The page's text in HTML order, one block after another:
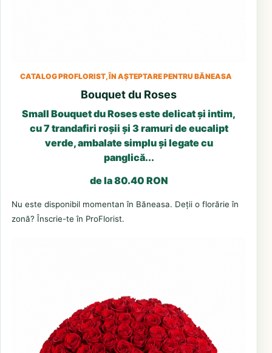
CATALOG PROFLORIST, ÎN AȘTEPTARE PENTRU BĂNEASA
Bouquet du Roses
Small Bouquet du Roses este delicat și intim,
cu 7 trandafiri roșii și 3 ramuri de eucalipt
verde, ambalate simplu și legate cu
panglică...
de la 80.40 RON
Nu este disponibil momentan în Băneasa. Deții o florărie în
zonă? Înscrie-te în ProFlorist.